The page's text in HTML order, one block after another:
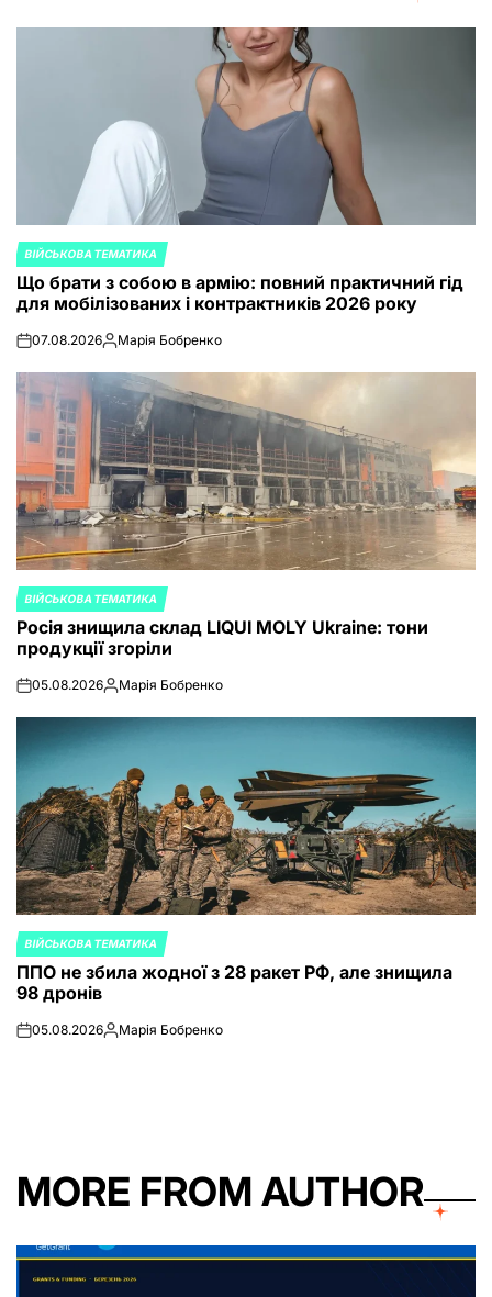
POSTED
IN
ВІЙСЬКОВА ТЕМАТИКА
Що брати з собою в армію: повний практичний гід
для мобілізованих і контрактників 2026 року
on07.08.2026Posted
Марія Бобренко
POSTED
IN
ВІЙСЬКОВА ТЕМАТИКА
Росія знищила склад LIQUI MOLY Ukraine: тони
продукції згоріли
on05.08.2026Posted
Марія Бобренко
POSTED
IN
ВІЙСЬКОВА ТЕМАТИКА
ППО не збила жодної з 28 ракет РФ, але знищила
98 дронів
on05.08.2026Posted
Марія Бобренко
MORE FROM AUTHOR